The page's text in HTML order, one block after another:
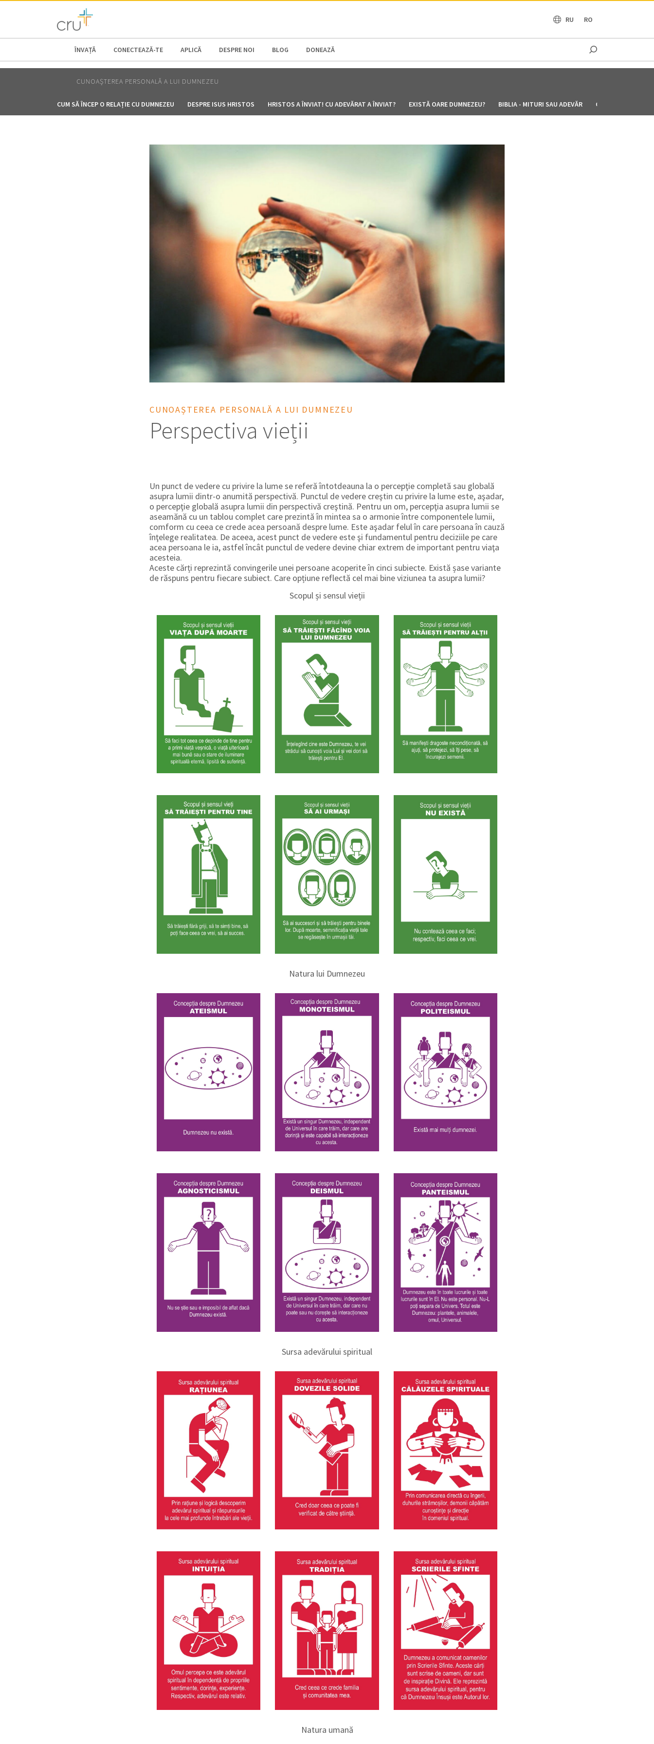
AFRICA RU RO
ÎNVAȚĂ CONECTEAZĂ-TE APLICĂ DESPRE NOI BLOG DONEAZĂ
CUNOAȘTEREA PERSONALĂ A LUI DUMNEZEU
CUM SĂ ÎNCEP O RELAȚIE CU DUMNEZEU DESPRE ISUS HRISTOS HRISTOS A ÎNVIAT! CU ADEVĂRAT A ÎNVIAT? EXISTĂ OARE DUMNEZEU? BIBLIA - MITURI SAU ADEVĂR CUM SĂ IDENTIFIC
CUNOAȘTEREA PERSONALĂ A LUI DUMNEZEU
Perspectiva vieții
Un punct de vedere cu privire la lume se referă întotdeauna la o percepţie completă sau globală
asupra lumii dintr-o anumită perspectivă. Punctul de vedere creştin cu privire la lume este, aşadar,
o percepţie globală asupra lumii din perspectivă creştină. Pentru un om, percepţia asupra lumii se
aseamănă cu un tablou complet care prezintă în mintea sa o armonie între componentele lumii,
comform cu ceea ce crede acea persoană despre lume. Este aşadar felul în care persoana în cauză
înţelege realitatea. De aceea, acest punct de vedere este şi fundamentul pentru deciziile pe care
acea persoana le ia, astfel încât punctul de vedere devine chiar extrem de important pentru viaţa
acesteia.
Aceste cărți reprezintă convingerile unei persoane acoperite în cinci subiecte. Există șase variante
de răspuns pentru fiecare subiect. Care opțiune reflectă cel mai bine viziunea ta asupra lumii?
Scopul și sensul vieții
Natura lui Dumnezeu
Sursa adevărului spiritual
Natura umană